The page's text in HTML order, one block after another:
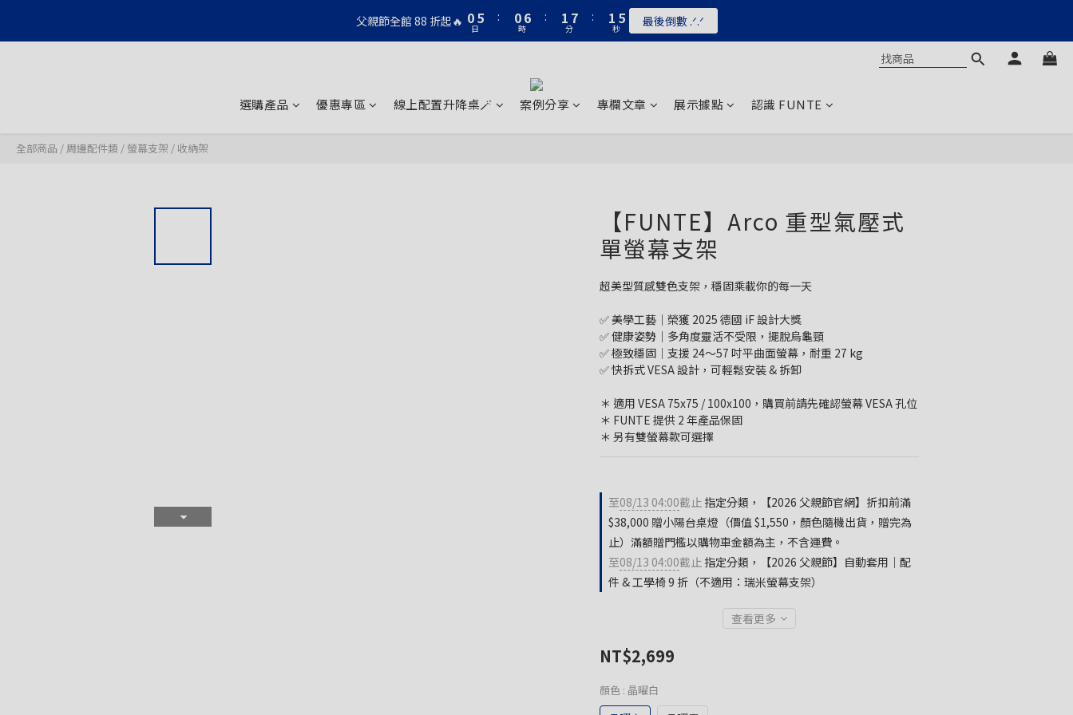
父親節全館 88 折起🔥 05
4
0
日
:
06
5
2
1
時
:
1
0
7
6
2
分
:
1
0
4
3
秒 最後倒數 .ᐟ.ᐟ
選購產品 優惠專區 線上配置升降桌🪄 案例分享 專欄文章 展示據點 認識 FUNTE
全部商品 / 周邊配件類 / 螢幕支架 / 收納架
【FUNTE】Arco 重型氣壓式
單螢幕支架
超美型質感雙色支架，穩固乘載你的每一天
✅ 美學工藝｜榮獲 2025 德國 iF 設計大獎
✅ 健康姿勢｜多角度靈活不受限，擺脫烏龜頸
✅ 極致穩固｜支援 24～57 吋平曲面螢幕，耐重 27 kg
✅ 快拆式 VESA 設計，可輕鬆安裝 & 拆卸
＊ 適用 VESA 75x75 / 100x100，購買前請先確認螢幕 VESA 孔位
＊ FUNTE 提供 2 年產品保固
＊ 另有雙螢幕款可選擇
至08/13 04:00截止 指定分類，【2026 父親節官網】折扣前滿
$38,000 贈小陽台桌燈（價值 $1,550，顏色隨機出貨，贈完為
止）滿額贈門檻以購物車金額為主，不含運費。
至08/13 04:00截止 指定分類，【2026 父親節】自動套用｜配
件 & 工學椅 9 折（不適用：瑞米螢幕支架）
查看更多
NT$2,699
顏色 : 晶曜白